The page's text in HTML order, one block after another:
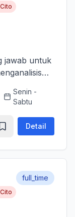
Cito
jawab untuk
waktu,
Senin -
Sabtu
Detail
Cito
full_time